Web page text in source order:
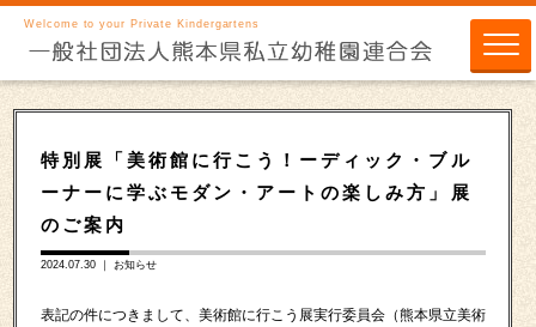
Welcome to your Private Kindergartens
特別展「美術館に行こう！ーディック・ブル
ーナーに学ぶモダン・アートの楽しみ方」展
のご案内
2024.07.30 ｜ お知らせ
表記の件につきまして、美術館に行こう展実行委員会（熊本県立美術